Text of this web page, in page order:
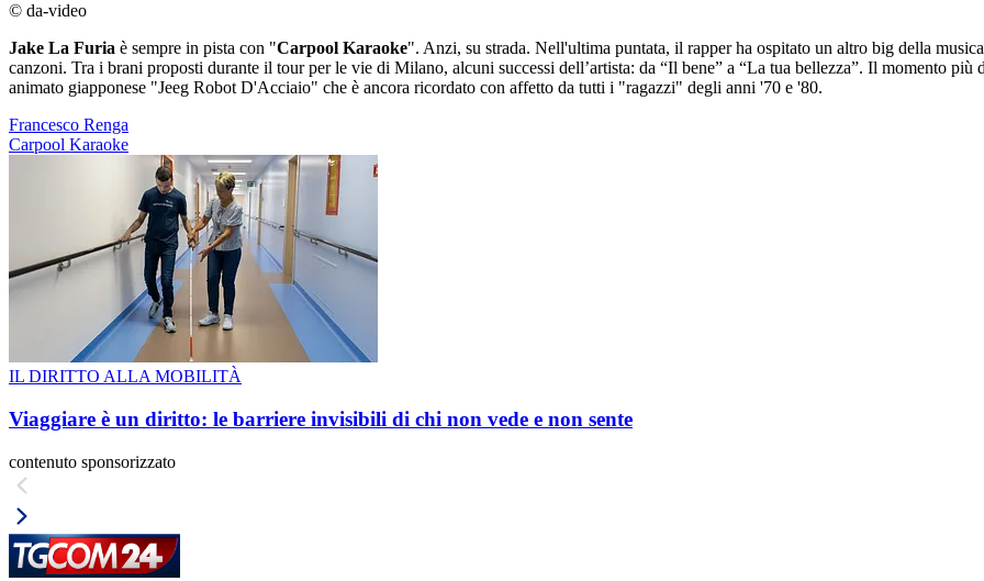
© da-video
Jake La Furia è sempre in pista con "Carpool Karaoke". Anzi, su strada. Nell'ultima puntata, il rapper ha ospitato un altro big della
canzoni. Tra i brani proposti durante il tour per le vie di Milano, alcuni successi dell’artista: da “Il bene” a “La tua bellezza”. Il momento
animato giapponese "Jeeg Robot D'Acciaio" che è ancora ricordato con affetto da tutti i "ragazzi" degli anni '70 e '80.
Francesco Renga
Carpool Karaoke
IL DIRITTO ALLA MOBILITÀ
Viaggiare è un diritto: le barriere invisibili di chi non vede e non sente
contenuto sponsorizzato